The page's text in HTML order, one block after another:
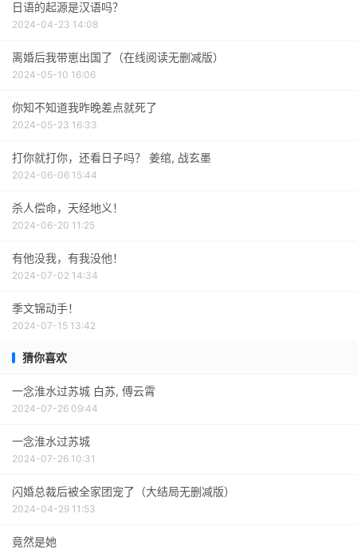
日语的起源是汉语吗？
2024-04-23 14:08
离婚后我带崽出国了（在线阅读无删减版）
2024-05-10 16:06
你知不知道我昨晚差点就死了
2024-05-23 16:33
打你就打你，还看日子吗？ 姜绾, 战玄墨
2024-06-06 15:44
杀人偿命，天经地义！
2024-06-20 11:25
有他没我，有我没他！
2024-07-02 14:34
季文锦动手！
2024-07-15 13:42
猜你喜欢
一念淮水过苏城 白苏, 傅云霄
2024-07-26 09:44
一念淮水过苏城
2024-07-26 10:31
闪婚总裁后被全家团宠了（大结局无删减版）
2024-04-29 11:53
竟然是她